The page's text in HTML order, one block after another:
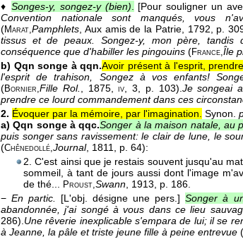
♦ Songes-y, songez-y (bien) [Pour souligner un
Convention nationale sont manqués, vous
(Marat,Pamphlets , Aux amis de la Patrie, 1792 , p.
tissus et de peaux. Songez-y, mon père,
conséquence que d'habiller les pingouins (France,Île
b) Qqn songe à qqn.Avoir présent à l'esprit,
l'esprit de trahison, Songez à vos enfants!
(Bornier,Fille Rol. , 1875,iv , 3, p. 103). Je songeai
prendre ce lourd commandement dans ces
2. Évoquer par la mémoire, par l'imagination. Synon.
a) Qqn songe à qqc.Songer à la maison natale, au
puis songer sans ravissement: le clair de lune, le
(Chênedollé,Journal, 1811
, p. 64):
2. C'est ainsi que je restais souvent jusqu'au
sommeil, à tant de jours aussi dont l'image
de thé...
Proust,Swann , 1913 , p. 186.
−En partic. [L'obj. désigne une pers.] Songer à
abandonnée, j'ai songé à vous dans ce lieu
286). Une rêverie inexplicable s'empara de lui; il se
à Jeanne, la pâle et triste jeune fille à peine entrevue (